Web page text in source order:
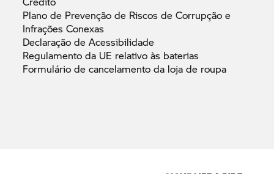
Plano de Prevenção de Riscos de Corrupção e
InfraçõesConexas
Declaração deAcessibilidade
Regulamento da UE relativo às baterias
Formulário de cancelamento da loja de roupa